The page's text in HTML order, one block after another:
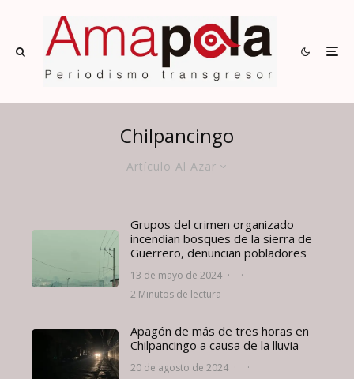
Chilpancingo
Artículo Al Azar
Grupos del crimen organizado
incendian bosques de la sierra de
Guerrero, denuncian pobladores
13 de mayo de 2024 ·
·
2 Minutos de lectura
Apagón de más de tres horas en
Chilpancingo a causa de la lluvia
20 de agosto de 2024 ·
·